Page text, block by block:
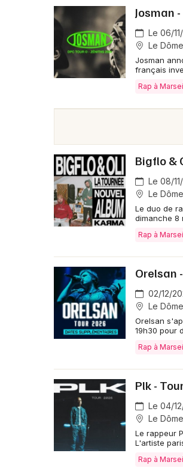
Josman
Le 06/
Le
Josman
français
Rap à
Bigflo &
Le 08/
Le
Le duo de
dimanche 8
Rap à
Orelsan
02/12/
Le
Orelsan
19h30 pour
Rap à
Plk -
Le 04/
Le
Le rappeur
L'artiste
Rap à